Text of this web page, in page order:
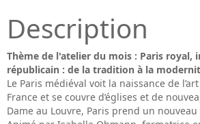
Description
Thème de l'atelier du mois : Paris royal,
républicain : de la tradition à la
Le Paris médiéval voit la naissance de
France et se couvre d’églises et de
Dame au Louvre, Paris prend un nouveau